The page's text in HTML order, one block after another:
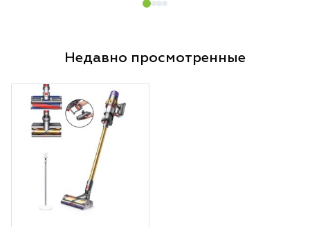
Недавно просмотренные